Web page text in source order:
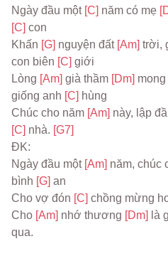
Ngày đầu một [C] năm có mẹ
[C] con
Khấn [G] nguyện đất [Am] trời,
con biên [C] giới
Lòng [Am] già thầm [Dm]
giống anh [C] hùng
Chúc cho năm [Am] này, lập
[C] nhà. [G7]
ĐK:
Ngày đầu một [Am] năm, chúc
bình [G] an
Cho vợ đón [C] chồng mừng
Cho [Am] nhớ thương [Dm] là
qua.